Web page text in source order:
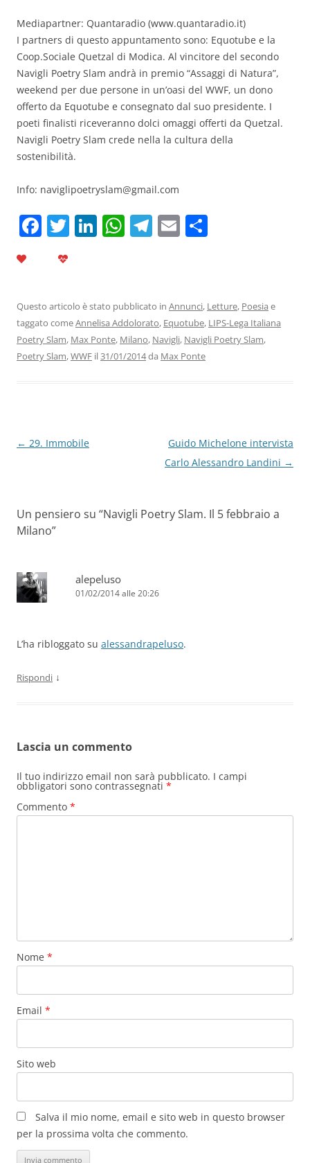
Mediapartner: Quantaradio (www.quantaradio.it)
I partners di questo appuntamento sono: Equotube e la
Coop.Sociale Quetzal di Modica. Al vincitore del secondo
Navigli Poetry Slam andrà in premio “Assaggi di Natura”,
weekend per due persone in un’oasi del WWF, un dono
offerto da Equotube e consegnato dal suo presidente. I
poeti finalisti riceveranno dolci omaggi offerti da Quetzal.
Navigli Poetry Slam crede nella la cultura della
sostenibilità.
Info: naviglipoetryslam@gmail.com
F
b
o
o
T Li
dI
n
W
A
p
p
T
a
m
E
vi
di
Questo articolo è stato pubblicato in Annunci, Letture, Poesia e
taggato comeAnnelisa Addolorato, Equotube, LIPS-Lega Italiana
Poetry Slam, Max Ponte, Milano, Navigli, Navigli Poetry Slam,
Poetry Slam,WWF il31/01/2014da Max Ponte
Navigazione
← 29. Immobile
Guido Michelone intervista
Carlo Alessandro Landini →
Un pensiero su “Navigli Poetry Slam. Il 5 febbraio a
Milano”
alepeluso
01/02/2014 alle 20:26
L’ha ribloggato su alessandrapeluso.
Rispondi ↓
Lascia un commento
Il tuo indirizzo email non sarà pubblicato. I campi
obbligatori sono contrassegnati *
Commento *
Nome *
Email *
Sito web
Salva il mio nome, email e sito web in questo browser
per la prossima volta che commento.